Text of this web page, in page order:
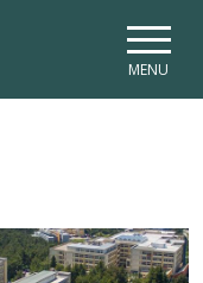
MENU